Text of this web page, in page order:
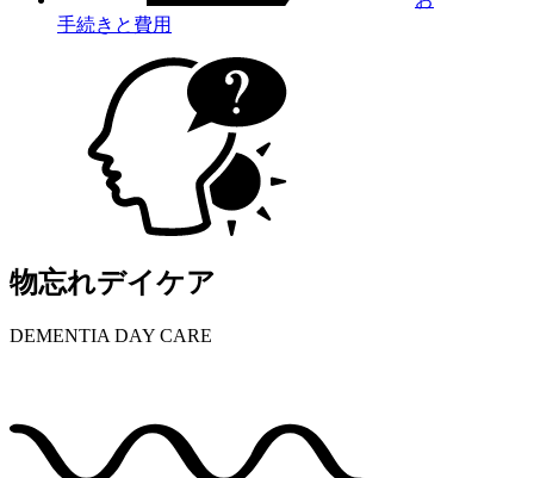
手続きと費用
物忘れデイケア
DEMENTIA DAY CARE